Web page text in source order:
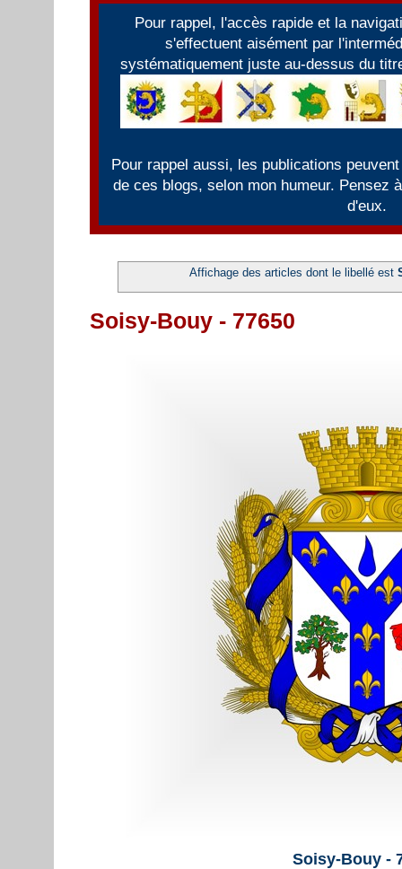
Pour rappel, l'accès rapide et la
s'effectuent aisément par
systématiquement juste au-dessus du
Pour rappel aussi, les publications
de ces blogs, selon mon humeur. Pensez
d'eux.
Affichage des articles dont le libellé est
Soisy-Bouy - 77650
Soisy-Bouy -